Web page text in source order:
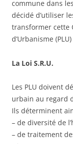
commune dans
décidé d’utiliser
transformer cette
d’Urbanisme
La Loi S.R.U.
Les PLU doivent
urbain au regard
Ils déterminent
– de diversité de
– de traitement